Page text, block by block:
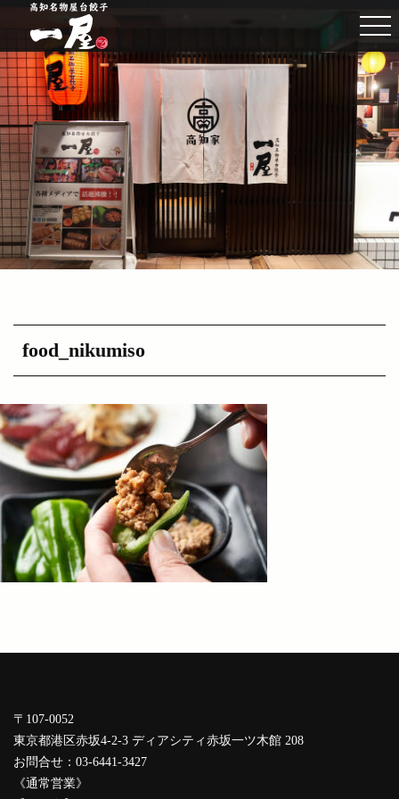
food_nikumiso
〒107-0052
東京都港区赤坂4-2-3 ディアシティ赤坂一ツ木館 208
お問合せ：03-6441-3427
《通常営業》